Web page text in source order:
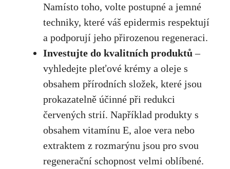
Namísto ⁤toho, volte postupné ⁣a jemné
‍techniky,⁤ které váš epidermis respektují‍
a‍ podporují ⁣jeho přirozenou regeneraci.
Investujte do kvalitních produktů –
vyhledejte pleťové krémy a oleje ⁣s
obsahem přírodních složek, které jsou‌
prokazatelně‌ účinné při redukci
⁣červených⁢ strií. Například produkty​ s
obsahem vitamínu⁢ E,‍ aloe vera nebo
extraktem z ‍rozmarýnu jsou pro svou‌
regenerační‌ schopnost⁣ velmi oblíbené.